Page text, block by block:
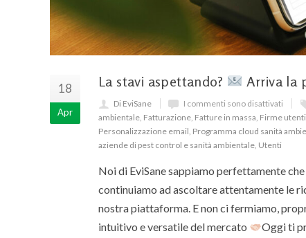
18
Apr
La stavi aspettando? Arriva la
Di EviSane I commenti sono disattivati
ambientale, Fatturazione, Fatture in massa, Firme utenti
Personalizzazione email, Programma cloud sanità
aziende di pest control e sanità ambientale, Utenti
Noi di EviSane sappiamo perfettamente
continuiamo ad ascoltare attentamente le
nostra piattaforma. E non ci fermiamo,
intuitivo e versatile del mercato
Oggi ti